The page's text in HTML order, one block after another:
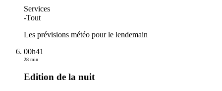
Services
-Tout
Les prévisions météo pour le lendemain
00h41
28 min
Edition de la nuit